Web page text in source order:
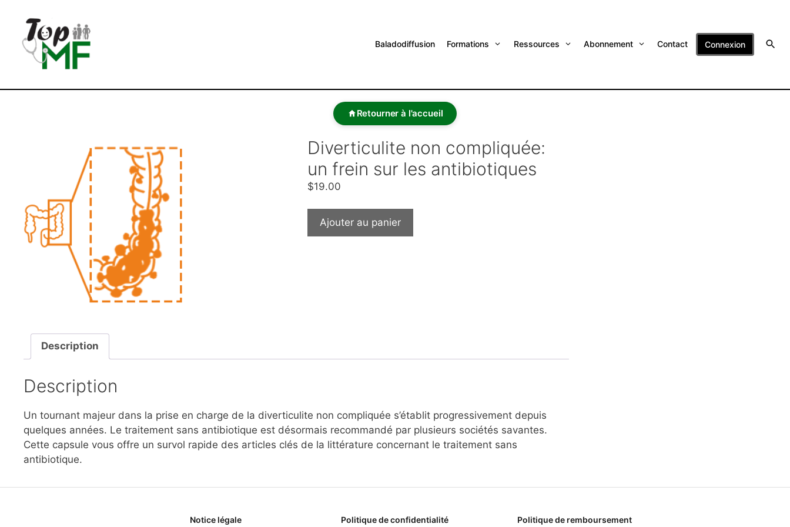
Baladodiffusion Formations Ressources Abonnement Contact Connexion
Retourner à l'accueil
Diverticulite non compliquée:
un frein sur les antibiotiques
$19.00
Ajouter au panier
Description
Description
Un tournant majeur dans la prise en charge de la diverticulite non compliquée s’établit progressivement depuis
quelques années. Le traitement sans antibiotique est désormais recommandé par plusieurs sociétés savantes.
Cette capsule vous offre un survol rapide des articles clés de la littérature concernant le traitement sans
antibiotique.
Notice légale Politique de confidentialité Politique de remboursement